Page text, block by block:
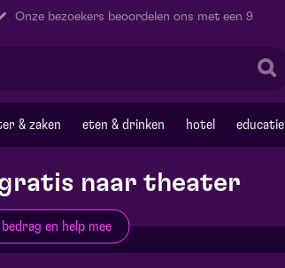
Onze bezoekers beoordelen ons met een 9
& zaken eten & drinken hotel educatie
naar theater
bedrag en help mee